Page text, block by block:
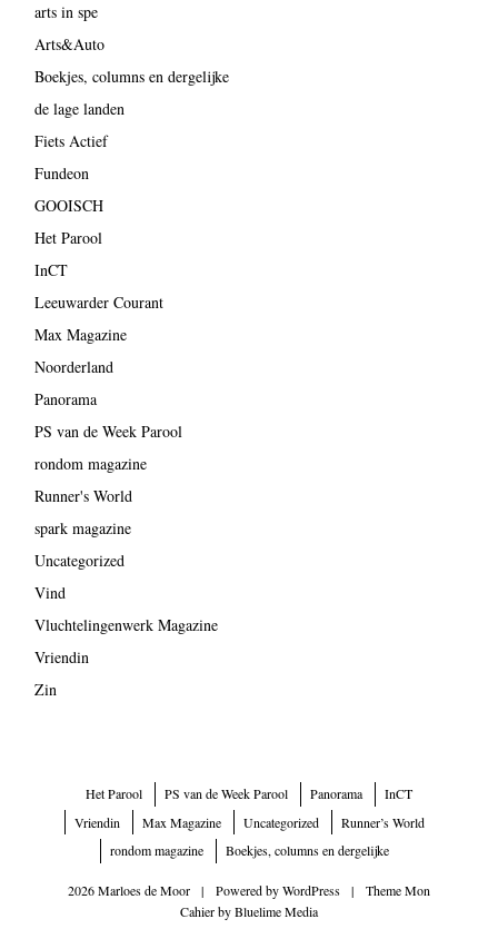
arts in spe
Arts&Auto
Boekjes, columns en dergelijke
de lage landen
Fiets Actief
Fundeon
GOOISCH
Het Parool
InCT
Leeuwarder Courant
Max Magazine
Noorderland
Panorama
PS van de Week Parool
rondom magazine
Runner's World
spark magazine
Uncategorized
Vind
Vluchtelingenwerk Magazine
Vriendin
Zin
Het Parool PS van de Week Parool Panorama
InCT
Vriendin
Max Magazine Uncategorized
Runner’s World
rondom magazine
Boekjes, columns en dergelijke
2026 Marloes de Moor | Powered byWordPress |
Theme Mon
Cahier byBluelime Media